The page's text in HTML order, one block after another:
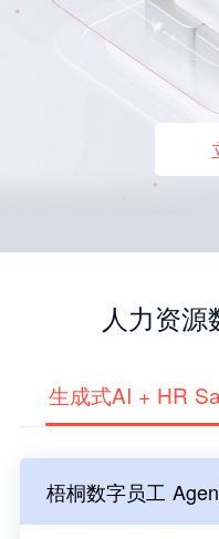
人力资
生成式AI + HR
梧桐数字员工